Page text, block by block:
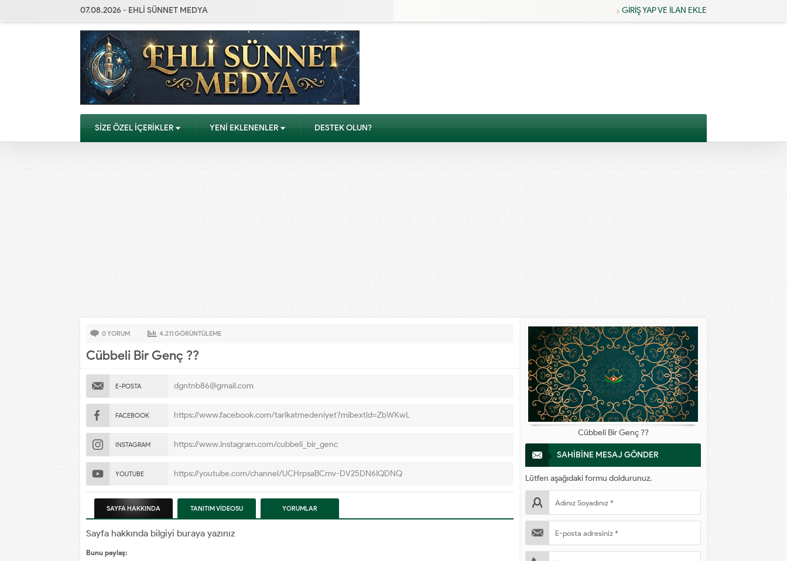
07.08.2026 - EHLİ SÜNNET MEDYA GİRİŞ YAP VE İLAN EKLE
SİZE ÖZEL İÇERİKLER YENİ EKLENENLER DESTEK OLUN?
0YORUM 4.211GÖRÜNTÜLEME
Cübbeli Bir Genç ??
E-POSTA dgntnb86@gmail.com
FACEBOOK https://www.facebook.com/tarikatmedeniyet?mibextid=ZbWKwL
INSTAGRAM https://www.instagram.com/cubbeli_bir_genc
YOUTUBE https://youtube.com/channel/UCHrpsaBCmv-DV25DN6IQDNQ
SAYFAHAKKINDA TANITIM VİDEOSU YORUMLAR
Sayfa hakkında bilgiyi buraya yazınız
Bunu paylaş:
Cübbeli Bir Genç ??
SAHİBİNE MESAJ GÖNDER
Lütfen aşağıdaki formu doldurunuz.